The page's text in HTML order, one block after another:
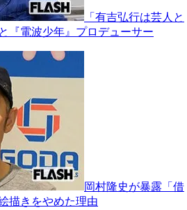
「有吉弘行は芸人と
『電波少年』プロデューサー
岡村隆史が暴露「借
描きをやめた理由